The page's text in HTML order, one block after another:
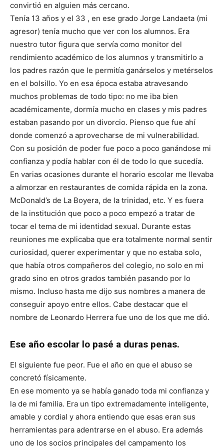
convirtió en alguien más cercano.
Tenía 13 años y el 33 , en ese grado Jorge Landaeta (mi
agresor) tenía mucho que ver con los alumnos. Era
nuestro tutor figura que servía como monitor del
rendimiento académico de los alumnos y transmitirlo a
los padres razón que le permitía ganárselos y metérselos
en el bolsillo. Yo en esa época estaba atravesando
muchos problemas de todo tipo: no me iba bien
académicamente, dormía mucho en clases y mis padres
estaban pasando por un divorcio. Pienso que fue ahí
donde comenzó a aprovecharse de mi vulnerabilidad.
Con su posición de poder fue poco a poco ganándose mi
confianza y podía hablar con él de todo lo que sucedía.
En varias ocasiones durante el horario escolar me llevaba
a almorzar en restaurantes de comida rápida en la zona.
McDonald’s de La Boyera, de la trinidad, etc. Y es fuera
de la institución que poco a poco empezó a tratar de
tocar el tema de mi identidad sexual. Durante estas
reuniones me explicaba que era totalmente normal sentir
curiosidad, querer experimentar y que no estaba solo,
que había otros compañeros del colegio, no solo en mi
grado sino en otros grados también pasando por lo
mismo. Incluso hasta me dijo sus nombres a manera de
conseguir apoyo entre ellos. Cabe destacar que el
nombre de Leonardo Herrera fue uno de los que me dió.
Ese año escolar lo pasé a duras penas.
El siguiente fue peor. Fue el año en que el abuso se
concretó físicamente.
En ese momento ya se había ganado toda mi confianza y
la de mi familia. Era un tipo extremadamente inteligente,
amable y cordial y ahora entiendo que esas eran sus
herramientas para adentrarse en el abuso. Era además
uno de los socios principales del campamento los